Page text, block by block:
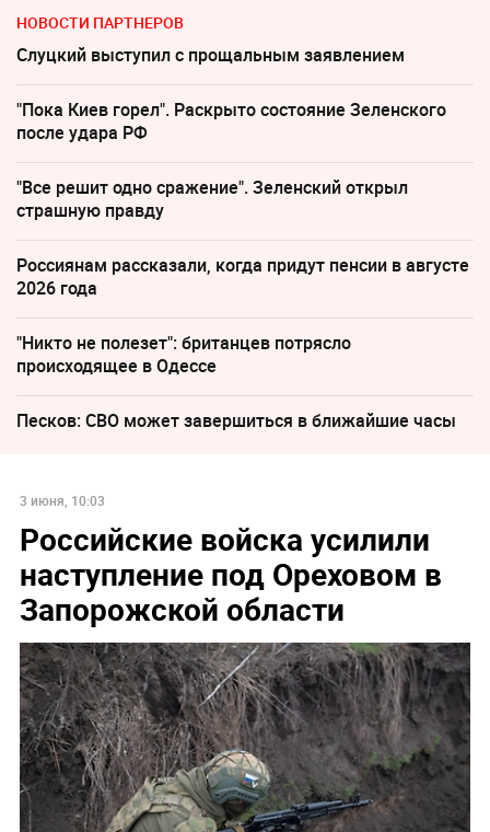
НОВОСТИ ПАРТНЕРОВ
Слуцкий выступил с прощальным заявлением
"Пока Киев горел". Раскрыто состояние Зеленского
после удара РФ
"Все решит одно сражение". Зеленский открыл
страшную правду
Россиянам рассказали, когда придут пенсии в августе
2026 года
"Никто не полезет": британцев потрясло
происходящее в Одессе
Песков: СВО может завершиться в ближайшие часы
3 июня, 10:03
Российские войска усилили
наступление под Ореховом в
Запорожской области